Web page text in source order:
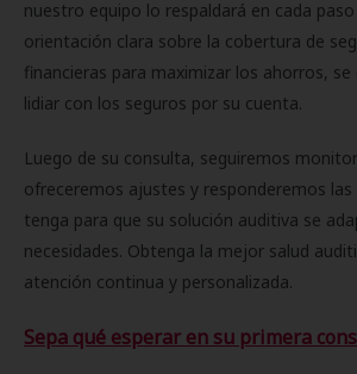
nuestro equipo lo respaldará en cada
orientación clara sobre la cobertura de
financieras para maximizar los ahorros,
lidiar con los seguros por su cuenta.
Luego de su consulta, seguiremos
ofreceremos ajustes y responderemos las
tenga para que su solución auditiva se
necesidades. Obtenga la mejor salud
atención continua y personalizada.
Sepa qué esperar en su primera